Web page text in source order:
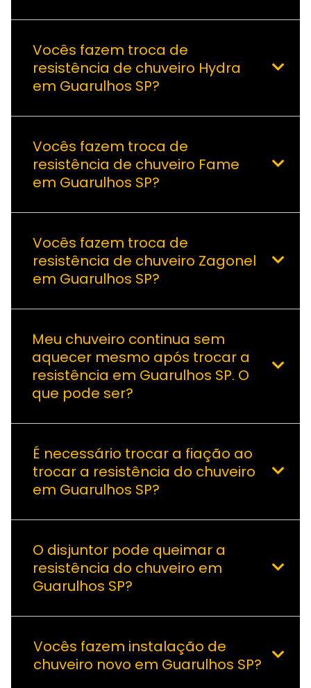
Vocês fazem troca de
resistência de chuveiro Hydra
em Guarulhos SP?
Vocês fazem troca de
resistência de chuveiro Fame
em Guarulhos SP?
Vocês fazem troca de
resistência de chuveiro Zagonel
em Guarulhos SP?
Meu chuveiro continua sem
aquecer mesmo após trocar a
resistência em Guarulhos SP. O
que pode ser?
É necessário trocar a fiação ao
trocar a resistência do chuveiro
em Guarulhos SP?
O disjuntor pode queimar a
resistência do chuveiro em
Guarulhos SP?
Vocês fazem instalação de
chuveiro novo em Guarulhos SP?